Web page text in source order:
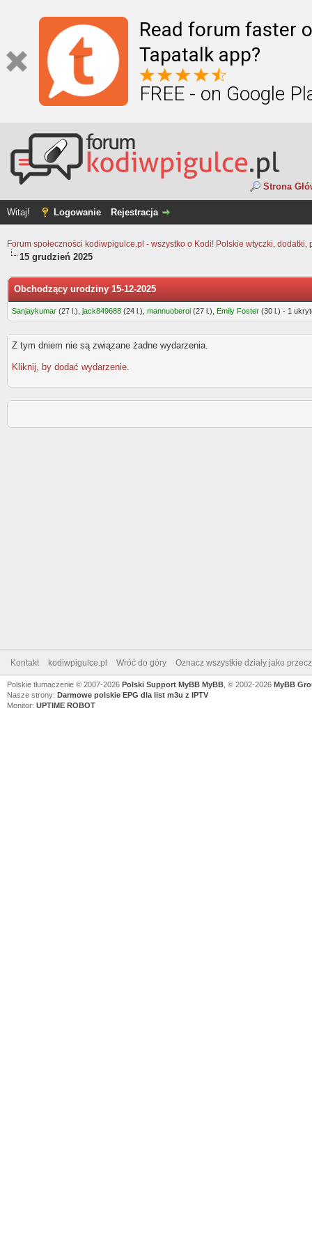
Read forum faster
Tapatalk app?
FREE - on Google
Strona
Witaj! Logowanie Rejestracja
Forum społeczności kodiwpigulce.pl - wszystko o Kodi! Polskie wtyczki, dodatki,
15 grudzień 2025
Obchodzący urodziny 15-12-2025
Sanjaykumar (27 l.), jack849688 (24 l.), mannuoberoi (27 l.), Emily Foster (30 l.) - 1
Z tym dniem nie są związane żadne wydarzenia.
Kliknij, by dodać wydarzenie.
Kontakt kodiwpigulce.pl Wróć do góry Oznacz wszystkie działy jako
Polskie tłumaczenie © 2007-2026 Polski Support MyBB MyBB , © 2002-2026 MyBB
Nasze strony: Darmowe polskie EPG dla list m3u z IPTV
Monitor: UPTIME ROBOT